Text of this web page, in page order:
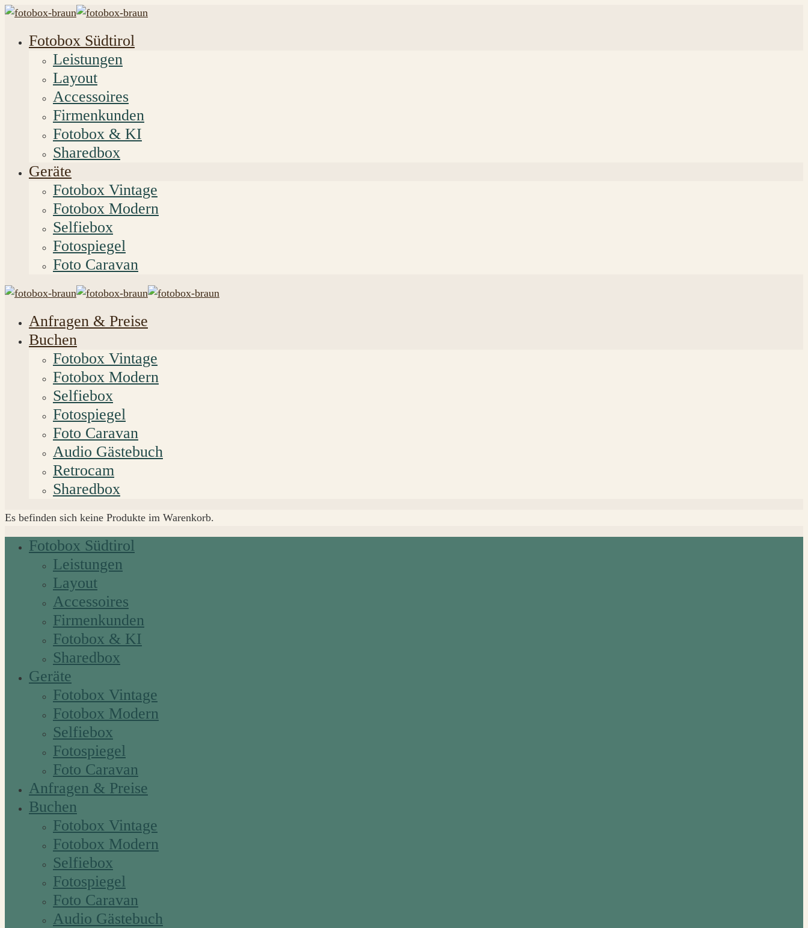
Fotobox Südtirol
Leistungen
Layout
Accessoires
Firmenkunden
Fotobox & KI
Sharedbox
Geräte
Fotobox Vintage
Fotobox Modern
Selfiebox
Fotospiegel
Foto Caravan
Anfragen & Preise
Buchen
Fotobox Vintage
Fotobox Modern
Selfiebox
Fotospiegel
Foto Caravan
Audio Gästebuch
Retrocam
Sharedbox
Es befinden sich keine Produkte im Warenkorb.
Fotobox Südtirol
Leistungen
Layout
Accessoires
Firmenkunden
Fotobox & KI
Sharedbox
Geräte
Fotobox Vintage
Fotobox Modern
Selfiebox
Fotospiegel
Foto Caravan
Anfragen & Preise
Buchen
Fotobox Vintage
Fotobox Modern
Selfiebox
Fotospiegel
Foto Caravan
Audio Gästebuch